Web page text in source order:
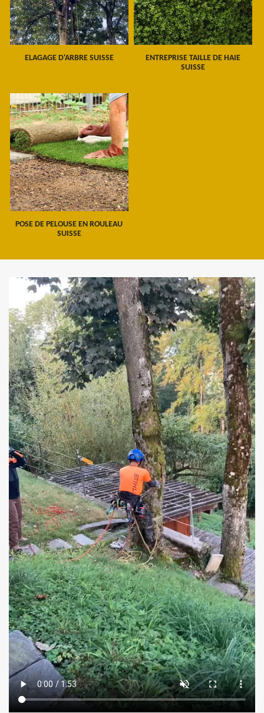
ELAGAGE D'ARBRE SUISSE
ENTREPRISE TAILLE DE HAIE
SUISSE
POSE DE PELOUSE EN ROULEAU
SUISSE